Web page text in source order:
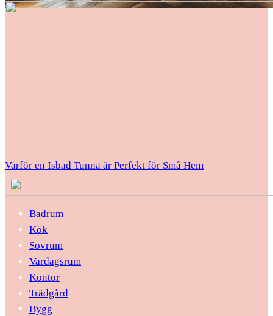
Varför en Isbad Tunna är Perfekt för Små Hem
Badrum
Kök
Sovrum
Vardagsrum
Kontor
Trädgård
Bygg